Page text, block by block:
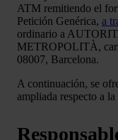
ATM remitiendo el
Petición Genérica, a
ordinario a
METROPOLITÀ,
08007, Barcelona.
A continuación, se
ampliada respecto a